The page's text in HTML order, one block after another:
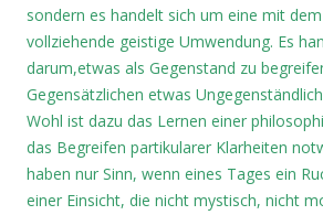
sondern es handelt sich um eine mit
vollziehende geistige Umwendung. Es
darum,etwas als Gegenstand zu
Gegensätzlichen etwas
Wohl ist dazu das Lernen einer
das Begreifen partikularer Klarheiten
haben nur Sinn, wenn eines Tages ein
einer Einsicht, die nicht mystisch, nicht